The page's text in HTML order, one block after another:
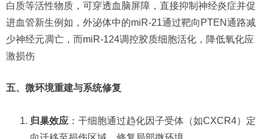
白质等活性物质，可穿透血脑屏障，直接抑制神经炎症并促
进血管新生例如，外泌体中的miR-21通过靶向PTEN通路减
少神经元凋亡，而miR-124调控胶质细胞活化，降低氧化应
激损伤
五、微环境重建与系统修复
归巢效应 ：干细胞通过趋化因子受体（如CXCR4）定